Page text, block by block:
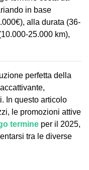
in base
alla durata (36-
25.000 km),
perfetta della
In questo articolo
le promozioni attive
termine per il 2025,
tra le diverse